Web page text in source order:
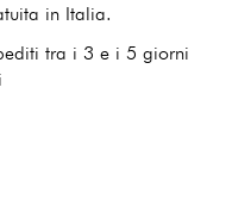
in Italia.
tra i 3 e i 5 giorni